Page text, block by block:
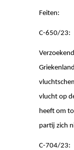
Feiten:
C-650/23:
vlucht op
heeft om
partij zich
C-704/23: